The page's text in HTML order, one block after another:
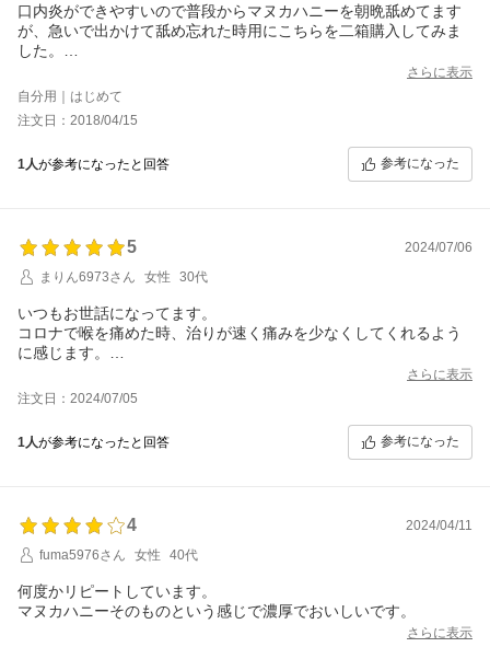
口内炎ができやすいので普段からマヌカハニーを朝晩舐めてます
が、急いで出かけて舐め忘れた時用にこちらを二箱購入してみま
した。
お高いので毎日は食べられませんが、カバンに入ってると安心で
きるので、少なくなったらまた購入しようと思います。
さらに表示
自分用｜はじめて
注文日：2018/04/15
1人が参考になったと回答 参考になった
5
2024/07/06
まりん6973さん
女性 30代
いつもお世話になってます。
コロナで喉を痛めた時、治りが速く痛みを少なくしてくれるよう
に感じます。
さらに表示
注文日：2024/07/05
1人が参考になったと回答 参考になった
4
2024/04/11
fuma5976さん
女性 40代
何度かリピートしています。
マヌカハニーそのものという感じで濃厚でおいしいです。
さらに表示